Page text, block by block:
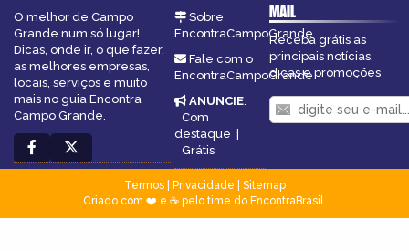
O melhor de Campo
Grande num só lugar!
Dicas, onde ir, o que fazer,
as melhores empresas,
locais, serviços e muito
mais no guia Encontra
Campo Grande.
Sobre
EncontraCampoGrande
Fale com o
EncontraCampoGrande
ANUNCIE:
Com
destaque |
Grátis
MAIL
Receba grátis as
principais notícias,
dicas e promoções
Termos| Privacidade
Sitemap
Criado com ❤️ e ☕ pelo time do EncontraBrasil